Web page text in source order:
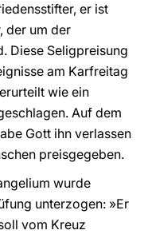
er ist
der um der
Diese Seligpreisung
am Karfreitag
wie ein
Auf dem
Gott ihn verlassen
preisgegeben.
wurde
unterzogen: »Er
vom Kreuz